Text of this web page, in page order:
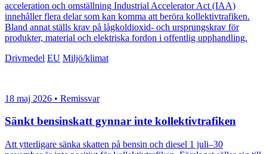
acceleration och omställning Industrial Accelerator Act (IAA)
innehåller flera delar som kan komma att beröra kollektivtrafiken.
Bland annat ställs krav på lågkoldioxid- och ursprungskrav för
produkter, material och elektriska fordon i offentlig upphandling.
Drivmedel EU Miljö/klimat
18 maj 2026 • Remissvar
Sänkt bensinskatt gynnar inte kollektivtrafiken
Att ytterligare sänka skatten på bensin och diesel 1 juli–30